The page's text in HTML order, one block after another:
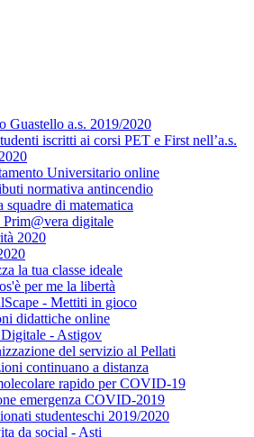
Guastello a.s. 2019/2020
iscritti ai corsi PET e First nell’a.s.
Universitario online
normativa antincendio
squadre di matematica
Prim@vera digitale
2020
la tua classe ideale
per me la libertà
- Mettiti in gioco
didattiche online
- Astigov
del servizio al Pellati
continuano a distanza
rapido per COVID-19
emergenza COVID-2019
studenteschi 2019/2020
da social - Asti